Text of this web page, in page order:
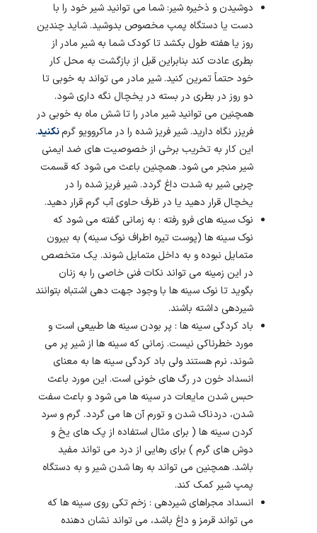
دوشیدن و ذخیره شیر: شما می توانید شیر خود را با
دست یا دستگاه پمپ مخصوص بدوشید. شاید چندین
روز یا هفته طول بکشد تا کودک شما به شیر مادر از
بطری عادت کند بنابراین قبل از بازگشت به محل کار
خود حتماً تمرین کنید. شیر مادر می تواند به خوبی تا
دو روز در بطری در بسته در یخچال نگه داری شود.
همچنین می توانید شیر مادر را تا شش ماه به خوبی در
فریزر نگاه دارید. شیر فریز شده را در ماکروویو گرمنکنید.
این کار به تخریب برخی از خصوصیت های ضد ایمنی
شیر منجر می شود. همچنین باعث می شود که قسمت
چربی شیر به شدت داغ گردد. شیر فریز شده را در
یخچال قرار دهید یا در ظرف حاوی آب گرم قرار دهید.
نوک سینه های فرو رفته : به زمانی گفته می شود که
نوک سینه ها (پوست تیره اطراف نوک سینه) به بیرون
متمایل نبوده و به داخل متمایل شوند. یک متخصص
در این زمینه می تواند نکات فنی خاصی را به زنان
بگوید تا نوک سینه ها با وجود جهت دهی اشتباه بتوانند
شیردهی داشته باشند.
باد کردگی سینه ها : پر بودن سینه ها طبیعی است و
مورد خطرناکی نیست. زمانی که سینه ها از شیر پر می
شوند، نرم هستند ولی باد کردگی سینه ها به معنای
انسداد خون در رگ های خونی است. این مورد باعث
حبس شدن مایعات در سینه ها می شود و باعث سفت
شدن، دردناک شدن و تورم آن ها می گردد. گرم و سرد
کردن سینه ها ( برای مثال استفاده از پک های یخ و
دوش های گرم ) برای رهایی از درد می تواند مفید
باشد. همچنین می تواند به رها شدن شیر و به دستگاه
پمپ شیر کمک کند.
انسداد مجراهای شیردهی : زخم تکی روی سینه ها که
می تواند قرمز و داغ باشد، می تواند نشان دهنده